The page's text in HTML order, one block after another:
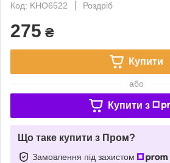
Код: KHO6522
Роздріб
275 ₴
Купити
або
Купити з
Що таке купити з Пром?
Замовлення під захистом